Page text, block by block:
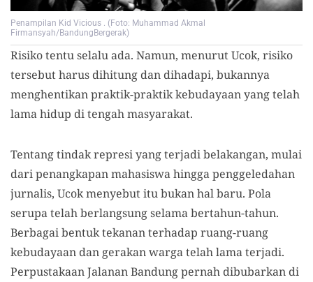
Penampilan Kid Vicious . (Foto: Muhammad Akmal
Firmansyah/BandungBergerak)
Risiko tentu selalu ada. Namun, menurut Ucok, risiko
tersebut harus dihitung dan dihadapi, bukannya
menghentikan praktik-praktik kebudayaan yang telah
lama hidup di tengah masyarakat.
Tentang tindak represi yang terjadi belakangan, mulai
dari penangkapan mahasiswa hingga penggeledahan
jurnalis, Ucok menyebut itu bukan hal baru. Pola
serupa telah berlangsung selama bertahun-tahun.
Berbagai bentuk tekanan terhadap ruang-ruang
kebudayaan dan gerakan warga telah lama terjadi.
Perpustakaan Jalanan Bandung pernah dibubarkan di